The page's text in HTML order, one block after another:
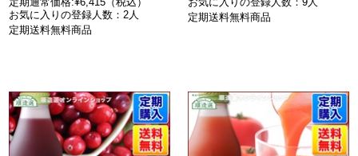
お気に入りの登録人数：2人
定期送料無料商品
定期送料無料商品